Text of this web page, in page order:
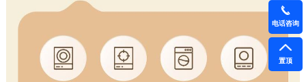
电话咨询
置顶